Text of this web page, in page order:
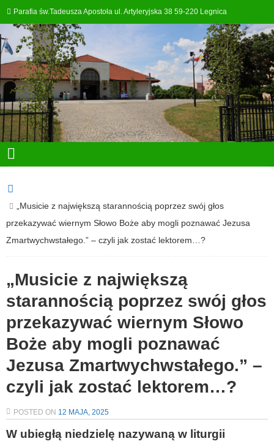
Parafia św.Tadeusza Apostoła ul. Artyleryjska 38 59-220 Legnica
„Musicie z największą starannością poprzez swój głos
przekazywać wiernym Słowo Boże aby mogli poznawać Jezusa
Zmartwychwstałego.” – czyli jak zostać lektorem…?
„Musicie z największą
starannością poprzez swój głos
przekazywać wiernym Słowo
Boże aby mogli poznawać
Jezusa Zmartwychwstałego.” –
czyli jak zostać lektorem…?
POSTED ON 12 MAJA, 2025
W ubiegłą niedzielę nazywaną w liturgii